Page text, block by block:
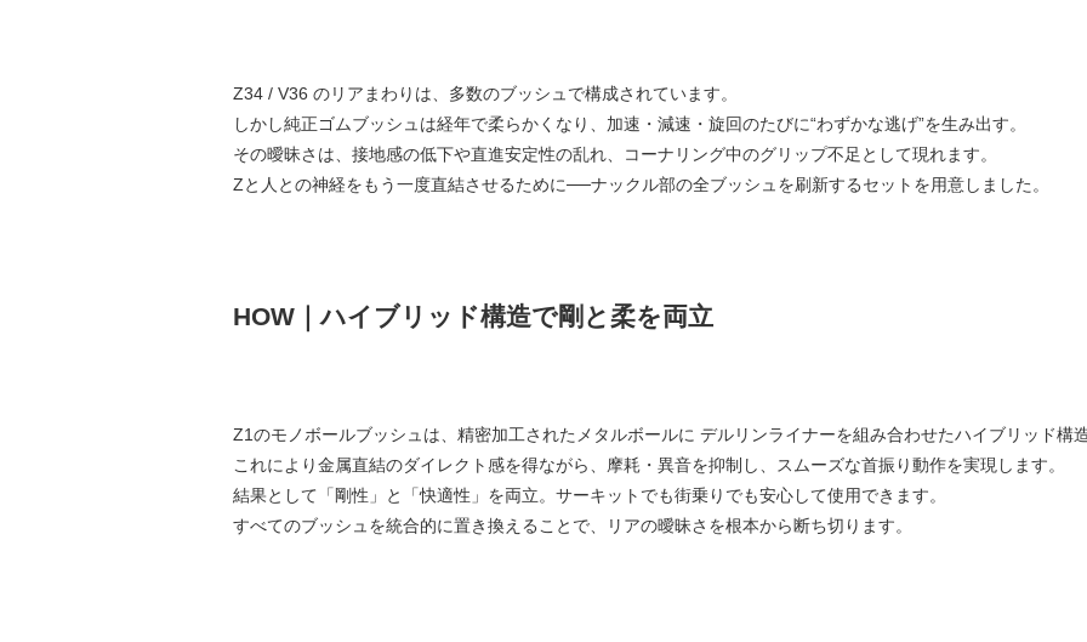
Z34 / V36 のリアまわりは、多数のブッシュで構成されています。
しかし純正ゴムブッシュは経年で柔らかくなり、加速・減速・旋回のたびに“わずかな逃げ”を生み出す。
その曖昧さは、接地感の低下や直進安定性の乱れ、コーナリング中のグリップ不足として現れます。
Zと人との神経をもう一度直結させるために──ナックル部の全ブッシュを刷新するセットを用意しました。
HOW｜ハイブリッド構造で剛と柔を両立
Z1のモノボールブッシュは、精密加工されたメタルボールに デルリンライナーを組み合わせたハイブリッド構造
これにより金属直結のダイレクト感を得ながら、摩耗・異音を抑制し、スムーズな首振り動作を実現します。
結果として「剛性」と「快適性」を両立。サーキットでも街乗りでも安心して使用できます。
すべてのブッシュを統合的に置き換えることで、リアの曖昧さを根本から断ち切ります。